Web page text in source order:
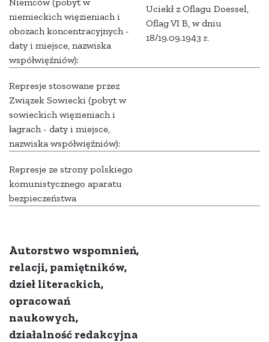
niemieckich więzieniach i
obozach koncentracyjnych -
daty i miejsce, nazwiska
współwięźniów):
Uciekł z Oflagu Doessel,
Oflag VI B, w dniu
18/19.09.1943 r.
Represje stosowane przez
Związek Sowiecki (pobyt w
sowieckich więzieniach i
łagrach - daty i miejsce,
nazwiska współwięźniów):
Represje ze strony polskiego
komunistycznego aparatu
bezpieczeństwa
Autorstwo wspomnień,
relacji, pamiętników,
dzieł literackich,
opracowań
naukowych,
działalność redakcyjna